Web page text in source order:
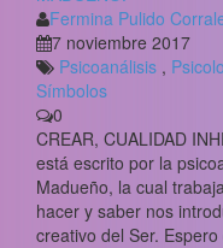
Fermina Pulido
7 noviembre 2017
Psicoanálisis ,
Símbolos
0
CREAR, CUALIDAD
está escrito por la
Madueño, la cual
hacer y saber nos
creativo del Ser.